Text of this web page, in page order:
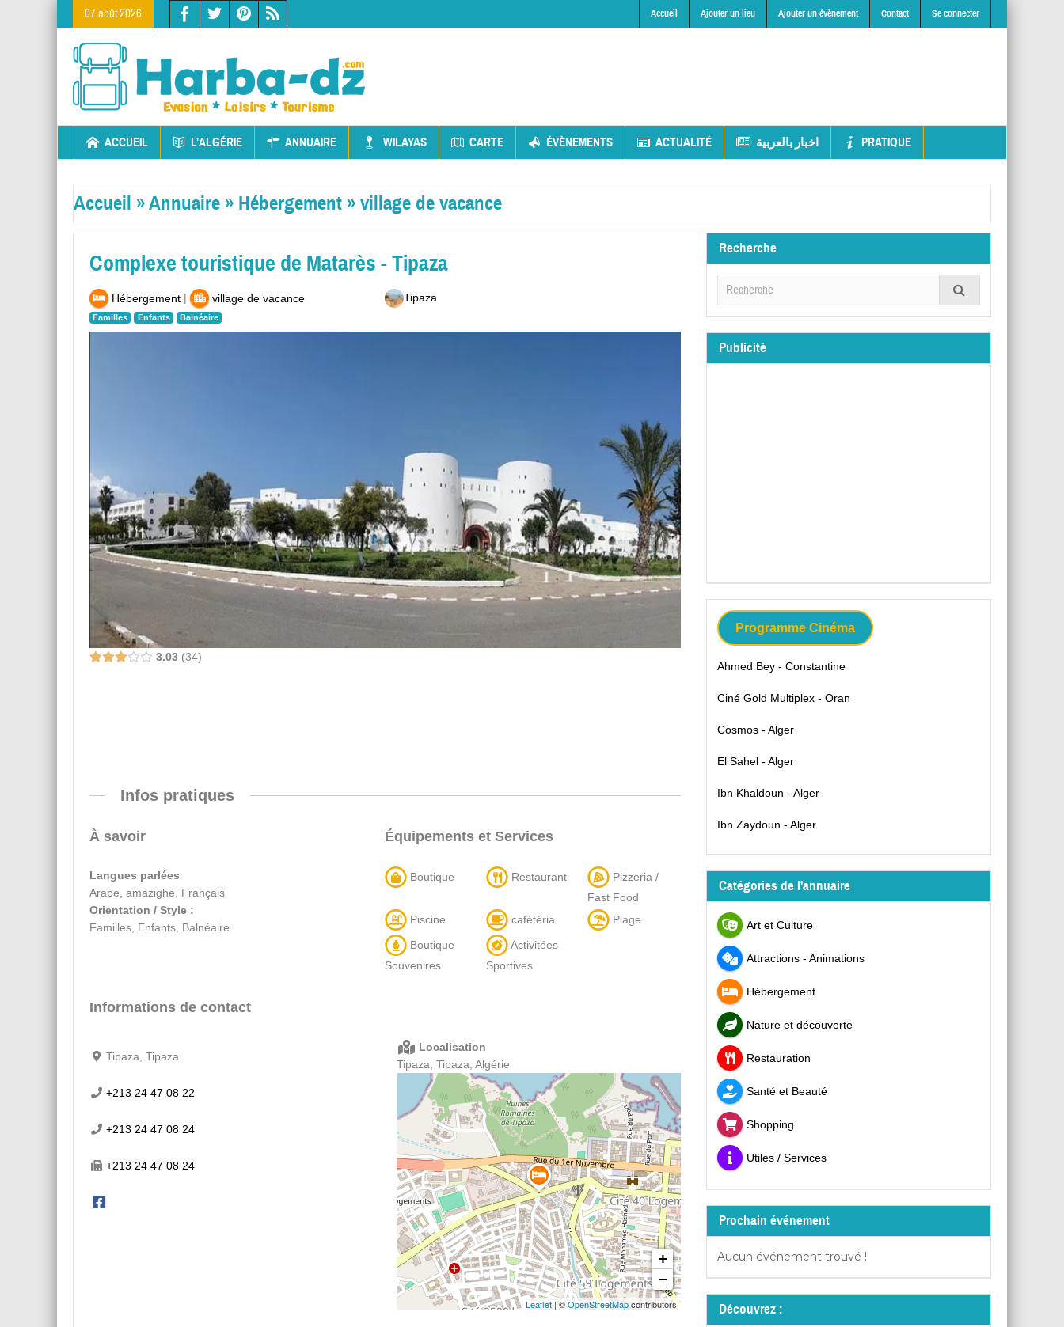
07 août 2026 Accueil Ajouter un lieu Ajouter un évènement Contact Se connecter
ACCUEIL L’ALGÉRIE ANNUAIRE WILAYAS CARTE ÉVÈNEMENTS ACTUALITÉ اخبار بالعربية PRATIQUE
Accueil »Annuaire » Hébergement »village de vacance
Complexe touristique de Matarès - Tipaza
Hébergement | village de vacance
Familles Enfants Balnéaire
Tipaza
3.03 34
Infos pratiques
À savoir
Langues parlées
Arabe, amazighe, Français
Orientation / Style :
Familles, Enfants, Balnéaire
Équipements et Services
Boutique Restaurant
Pizzeria /
Fast Food
Piscine
cafétéria
Plage
Boutique
Souvenires
Activitées
Sportives
Informations de contact
Tipaza, Tipaza
+213 24 47 08 22
+213 24 47 08 24
+213 24 47 08 24
Localisation
Tipaza, Tipaza, Algérie
+
−
Leaflet| ©OpenStreetMapcontributors
Recherche
Publicité
Programme Cinéma
Ahmed Bey - Constantine
Ciné Gold Multiplex - Oran
Cosmos - Alger
El Sahel - Alger
Ibn Khaldoun - Alger
Ibn Zaydoun - Alger
Catégories de l'annuaire
Art et Culture
Attractions - Animations
Hébergement
Nature et découverte
Restauration
Santé et Beauté
Shopping
Utiles / Services
Prochain événement
Aucun événement trouvé !
Découvrez :